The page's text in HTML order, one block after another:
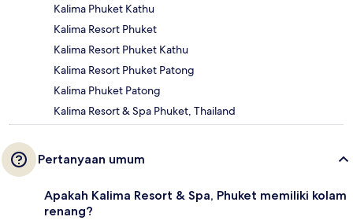
Kalima Phuket Kathu
Kalima Resort Phuket
Kalima Resort Phuket Kathu
Kalima Resort Phuket Patong
Kalima Phuket Patong
Kalima Resort & Spa Phuket, Thailand
Pertanyaan umum
Apakah Kalima Resort & Spa, Phuket memiliki kolam
renang?